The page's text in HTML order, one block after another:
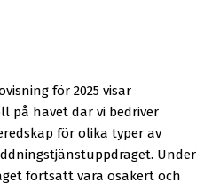
för 2025 visar
på havet där vi bedriver
för olika typer av
Under
fortsatt vara osäkert och